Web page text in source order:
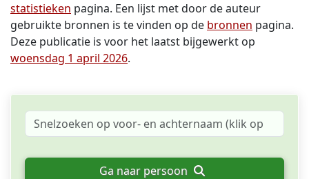
statistieken pagina. Een lijst met door de auteur
gebruikte bronnen is te vinden op de bronnen pagina.
Deze publicatie is voor het laatst bijgewerkt op
woensdag 1 april 2026.
Ga naar persoon